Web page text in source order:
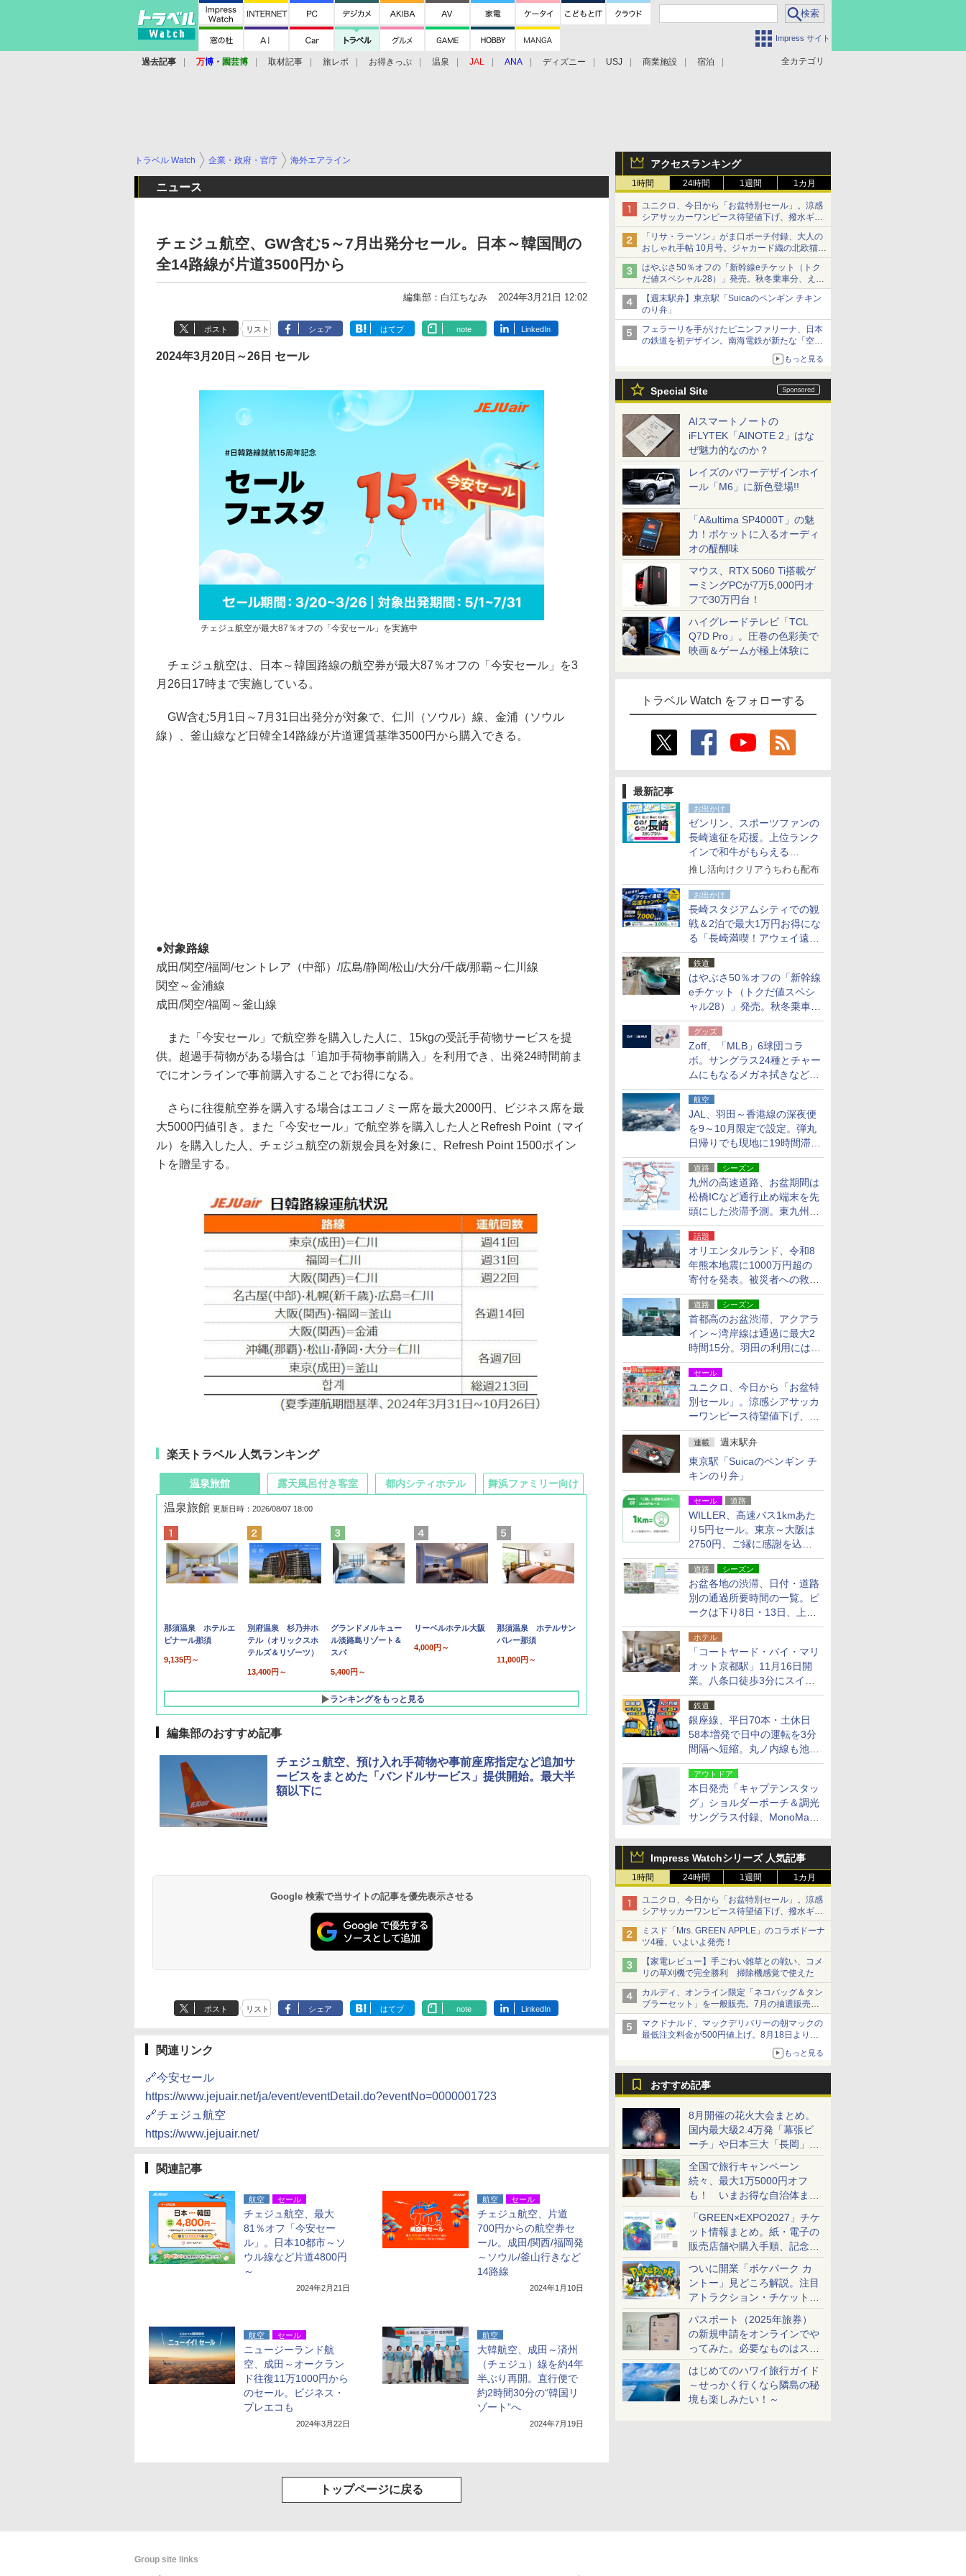
Impress サイト
全カテゴリ
過去記事 万博 ・ 園芸博 取材記事 旅レポ お得きっぷ 温泉 JAL ANA ディズニー USJ 商業施設 宿泊
アクセスランキング
1時間 24時間 1週間 1カ月
ユニクロ、今日から「お盆特別セール」。涼感
シアサッカーワンピース待望値下げ、撥水ギア
ショーツは1990円に
「リサ・ラーソン」がま口ポーチ付録、大人の
おしゃれ手帖 10月号。ジャカード織の北欧猫デ
ザイン
はやぶさ50％オフの「新幹線eチケット（トク
だ値スペシャル28）」発売。秋冬乗車分、えき
ねっと限定
【週末駅弁】東京駅「Suicaのペンギン チキン
のり弁」
フェラーリを手がけたピニンファリーナ、日本
の鉄道を初デザイン。南海電鉄が新たな「空港
もっと見る
Special Site
AIスマートノートの
iFLYTEK「AINOTE 2」はな
ぜ魅力的なのか？
レイズのパワーデザインホイ
ール「M6」に新色登場!!
「A&ultima SP4000T」の魅
力！ポケットに入るオーディ
オの醍醐味
マウス、RTX 5060 Ti搭載ゲ
ーミングPCが7万5,000円オ
フで30万円台！
ハイグレードテレビ「TCL
Q7D Pro」。圧巻の色彩美で
映画＆ゲームが極上体験に
トラベル Watch をフォローする
最新記事
お出かけ
ゼンリン、スポーツファンの
長崎遠征を応援。上位ランク
インで和牛がもらえる
「GO！GO！長崎スタンプラ
推し活向けクリアうちわも配布
お出かけ
長崎スタジアムシティでの観
戦＆2泊で最大1万円お得にな
る「長崎満喫！アウェイ遠征
応援キャンペーン」
鉄道
はやぶさ50％オフの「新幹線
eチケット（トクだ値スペシ
ャル28）」発売。秋冬乗車
分、えきねっと限定
グッズ
Zoff、「MLB」6球団コラ
ボ。サングラス24種とチャー
ムにもなるメガネ拭きなど雑
貨24種
航空
JAL、羽田～香港線の深夜便
を9～10月限定で設定。弾丸
日帰りでも現地に19時間滞在
できる
道路 シーズン
九州の高速道路、お盆期間は
松橋ICなど通行止め端末を先
頭にした渋滞予測。東九州道
への迂回は料金調整を実施
話題
オリエンタルランド、令和8
年熊本地震に1000万円超の
寄付を発表。被災者への救援
活動・復旧支援
道路 シーズン
首都高のお盆渋滞、アクアラ
イン～湾岸線は通過に最大2
時間15分。羽田の利用には
「空港西出口」の利用検討を
セール
ユニクロ、今日から「お盆特
別セール」。涼感シアサッカ
ーワンピース待望値下げ、撥
水ギアショーツは1990円に
連載 週末駅弁
東京駅「Suicaのペンギン チ
キンのり弁」
セール 道路
WILLER、高速バス1kmあた
り5円セール。東京～大阪は
2750円、ご縁に感謝を込め
た20周年記念キャンペーン
道路 シーズン
お盆各地の渋滞、日付・道路
別の通過所要時間の一覧。ピ
ークは下り8日・13日、上り
14日・15日
ホテル
「コートヤード・バイ・マリ
オット京都駅」11月16日開
業。八条口徒歩3分にスイー
ト含む全270室、ダイニング
も併設
鉄道
銀座線、平日70本・土休日
58本増発で日中の運転を3分
間隔へ短縮。丸ノ内線も池袋
～中野坂上を4分間隔に
アウトドア
本日発売「キャプテンスタッ
グ」ショルダーポーチ＆調光
サングラス付録、MonoMax
Impress Watchシリーズ 人気記事
1時間 24時間 1週間 1カ月
ユニクロ、今日から「お盆特別セール」。涼感
シアサッカーワンピース待望値下げ、撥水ギア
ショーツは1990円に
ミスド「Mrs. GREEN APPLE」のコラボドーナ
ツ4種、いよいよ発売！
【家電レビュー】手ごわい雑草との戦い、コメ
リの草刈機で完全勝利 掃除機感覚で使えた
カルディ、オンライン限定「ネコバッグ＆タン
ブラーセット」を一般販売。7月の抽選販売の
当選無効分
マクドナルド、マックデリバリーの朝マックの
最低注文料金が500円値上げ。8月18日より
もっと見る
おすすめ記事
8月開催の花火大会まとめ。
国内最大級2.4万発「幕張ビ
ーチ」や日本三大「長岡」な
ど大型イベント目白押し！
全国で旅行キャンペーン
続々、最大1万5000円オフ
も！ いまお得な自治体まと
め
「GREEN×EXPO2027」チケ
ット情報まとめ。紙・電子の
販売店舗や購入手順、記念チ
ケットも解説
ついに開業「ポケパーク カ
ントー」見どころ解説。注目
アトラクション・チケット手
配・来場前に必要な準備は？
パスポート（2025年旅券）
の新規申請をオンラインでや
ってみた。必要なものはスマ
ホとマイナカードのみ
はじめてのハワイ旅行ガイド
～せっかく行くなら隣島の秘
境も楽しみたい！～
トラベル Watch 企業・政府・官庁 海外エアライン
ニュース
チェジュ航空、GW含む5～7月出発分セール。日本～韓国間の
全14路線が片道3500円から
編集部：白江ちなみ 2024年3月21日 12:02
ポスト リスト シェア はてブ note LinkedIn
2024年3月20日～26日 セール
チェジュ航空が最大87％オフの「今安セール」を実施中
チェジュ航空は、日本～韓国路線の航空券が最大87％オフの「今安セール」を3
月26日17時まで実施している。
GW含む5月1日～7月31日出発分が対象で、仁川（ソウル）線、金浦（ソウル
線）、釜山線など日韓全14路線が片道運賃基準3500円から購入できる。
対象路線
成田/関空/福岡/セントレア（中部）/広島/静岡/松山/大分/千歳/那覇～仁川線
関空～金浦線
成田/関空/福岡～釜山線
また「今安セール」で航空券を購入した人に、15kgの受託手荷物サービスを提
供。超過手荷物がある場合は「追加手荷物事前購入」を利用でき、出発24時間前ま
でにオンラインで事前購入することでお得になる。
さらに往復航空券を購入する場合はエコノミー席を最大2000円、ビジネス席を最
大5000円値引き。また「今安セール」で航空券を購入した人とRefresh Point（マイ
ル）を購入した人、チェジュ航空の新規会員を対象に、Refresh Point 1500ポイン
トを贈呈する。
楽天トラベル 人気ランキング
温泉旅館
温泉旅館 更新日時：2026/08/07 18:00
那須温泉 ホテルエ
ピナール那須
9,135円～
別府温泉 杉乃井ホ
テル（オリックスホ
テルズ＆リゾーツ）
13,400円～
グランドメルキュー
ル淡路島リゾート＆
スパ
5,400円～
リーベルホテル大阪
4,000円～
那須温泉 ホテルサン
バレー那須
11,000円～
ランキングをもっと見る
露天風呂付き客室
10,450円～
19,541円～
都内シティホテル 舞浜ファミリー向け
7,950円～
5,758円～
編集部のおすすめ記事
チェジュ航空、預け入れ手荷物や事前座席指定など追加サ
ービスをまとめた「バンドルサービス」提供開始。最大半
額以下に
Google 検索で当サイトの記事を優先表示させる
ポスト リスト シェア はてブ note LinkedIn
関連リンク
🔗今安セール
https://www.jejuair.net/ja/event/eventDetail.do?eventNo=0000001723
🔗チェジュ航空
https://www.jejuair.net/
関連記事
航空 セール
チェジュ航空、最大
81％オフ「今安セー
ル」。日本10都市～ソ
ウル線など片道4800円
～
2024年2月21日
航空 セール
チェジュ航空、片道
700円からの航空券セ
ール。成田/関西/福岡発
～ソウル/釜山行きなど
14路線
2024年1月10日
航空 セール
ニュージーランド航
空、成田～オークラン
ド往復11万1000円から
のセール。ビジネス・
プレエコも
2024年3月22日
航空
大韓航空、成田～済州
（チェジュ）線を約4年
半ぶり再開。直行便で
約2時間30分の“韓国リ
ゾート”へ
2024年7月19日
トップページに戻る
Group site links